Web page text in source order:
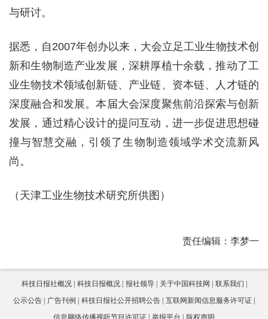
与研讨。
据悉，自2007年创办以来，大会立足工业生物技术创
新和生物制造产业发展，深耕厚植十余载，推动了工
业生物技术领域创新链、产业链、资本链、人才链的
深度融合和发展。本届大会深度聚焦前沿探索与创新
发展，通过精心设计的提问互动，进一步促进思想碰
撞与智慧交融，引领了生物制造领域学术交流新风
尚。
（天津工业生物技术研究所供图）
责任编辑：李梦一
科技日报社概况 科技日报概况 报社领导 关于中国科技网
联系我们
公示公告
广告刊例 科技日报社公开招聘公告
互联网新闻信息服务许可证
信息网络传播视听节目许可证
举报平台 版权声明